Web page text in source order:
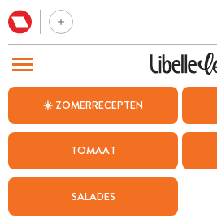
☀️ ZOMERRECEPTEN
TOMAAT
SALADES
BEZOEK ONZE ANDERE WEBSITES
WEEKMENU
CHAT MET MAIA